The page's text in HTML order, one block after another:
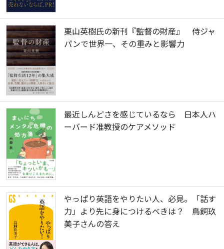
栗山英樹氏の新刊『監督の財産』 侍ジャ
パンで世界一、その重みと影響力
最近しんどさを感じているなら 日本人ハ
ーバード准教授のケアメソッド
やっぱり英語をやりたい人、必見。「話す
力」より先に身につけるべきは？ 鳥飼玖
美子さんの答え